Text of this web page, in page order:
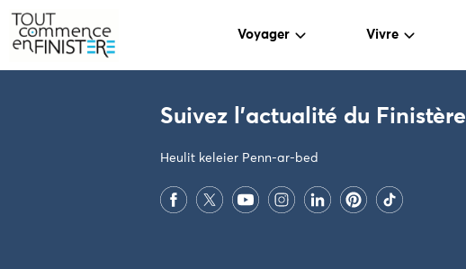
Voyager Vivre
PARAMÈTRES DES COOKIES
Suivez l'actualité du Finistère
Heulit keleier Penn-ar-bed